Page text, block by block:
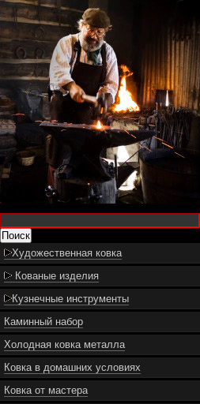
Художественная ковка
Кованые изделия
Кузнечные инструменты
Каминный набор
Холодная ковка металла
Ковка в домашних условиях
Ковка от мастера